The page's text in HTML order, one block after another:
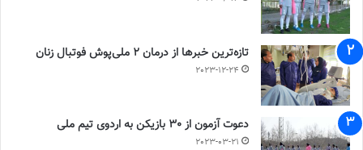
تازه‌ترین خبرها از درمان ۲ ملی‌پوش فوتبال زنان
2023-12-24
دعوت آزمون از 30 بازیکن به اردوی تیم ملی
2023-03-21